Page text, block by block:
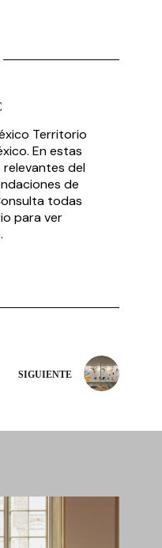
Territorio
En estas
del
de
todas
para ver
SIGUIENTE